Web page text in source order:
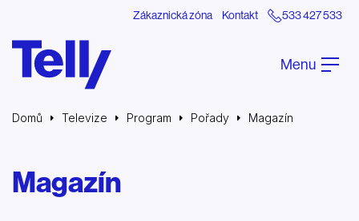
Zákaznická zóna Kontakt 533 427 533
Menu
Domů Televize Program Pořady Magazín
Magazín